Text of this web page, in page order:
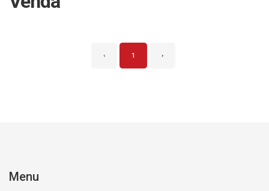
‹ 1 ›
Menu